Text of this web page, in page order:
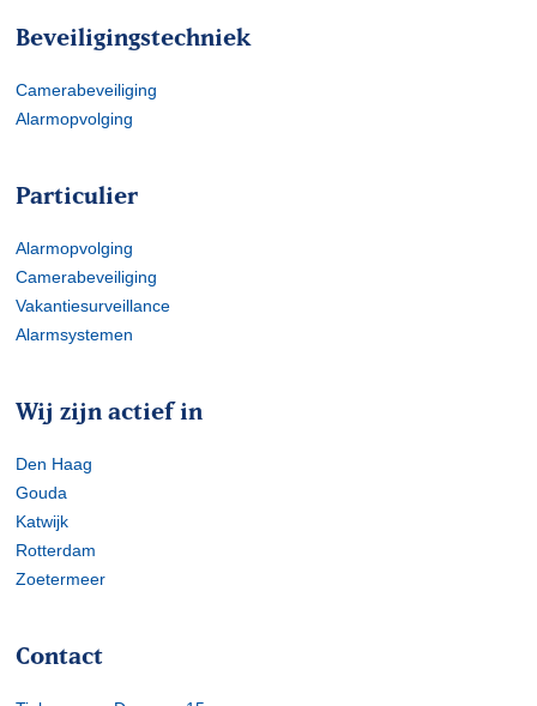
Beveiligingstechniek
Camerabeveiliging
Alarmopvolging
Particulier
Alarmopvolging
Camerabeveiliging
Vakantiesurveillance
Alarmsystemen
Wij zijn actief in
Den Haag
Gouda
Katwijk
Rotterdam
Zoetermeer
Contact